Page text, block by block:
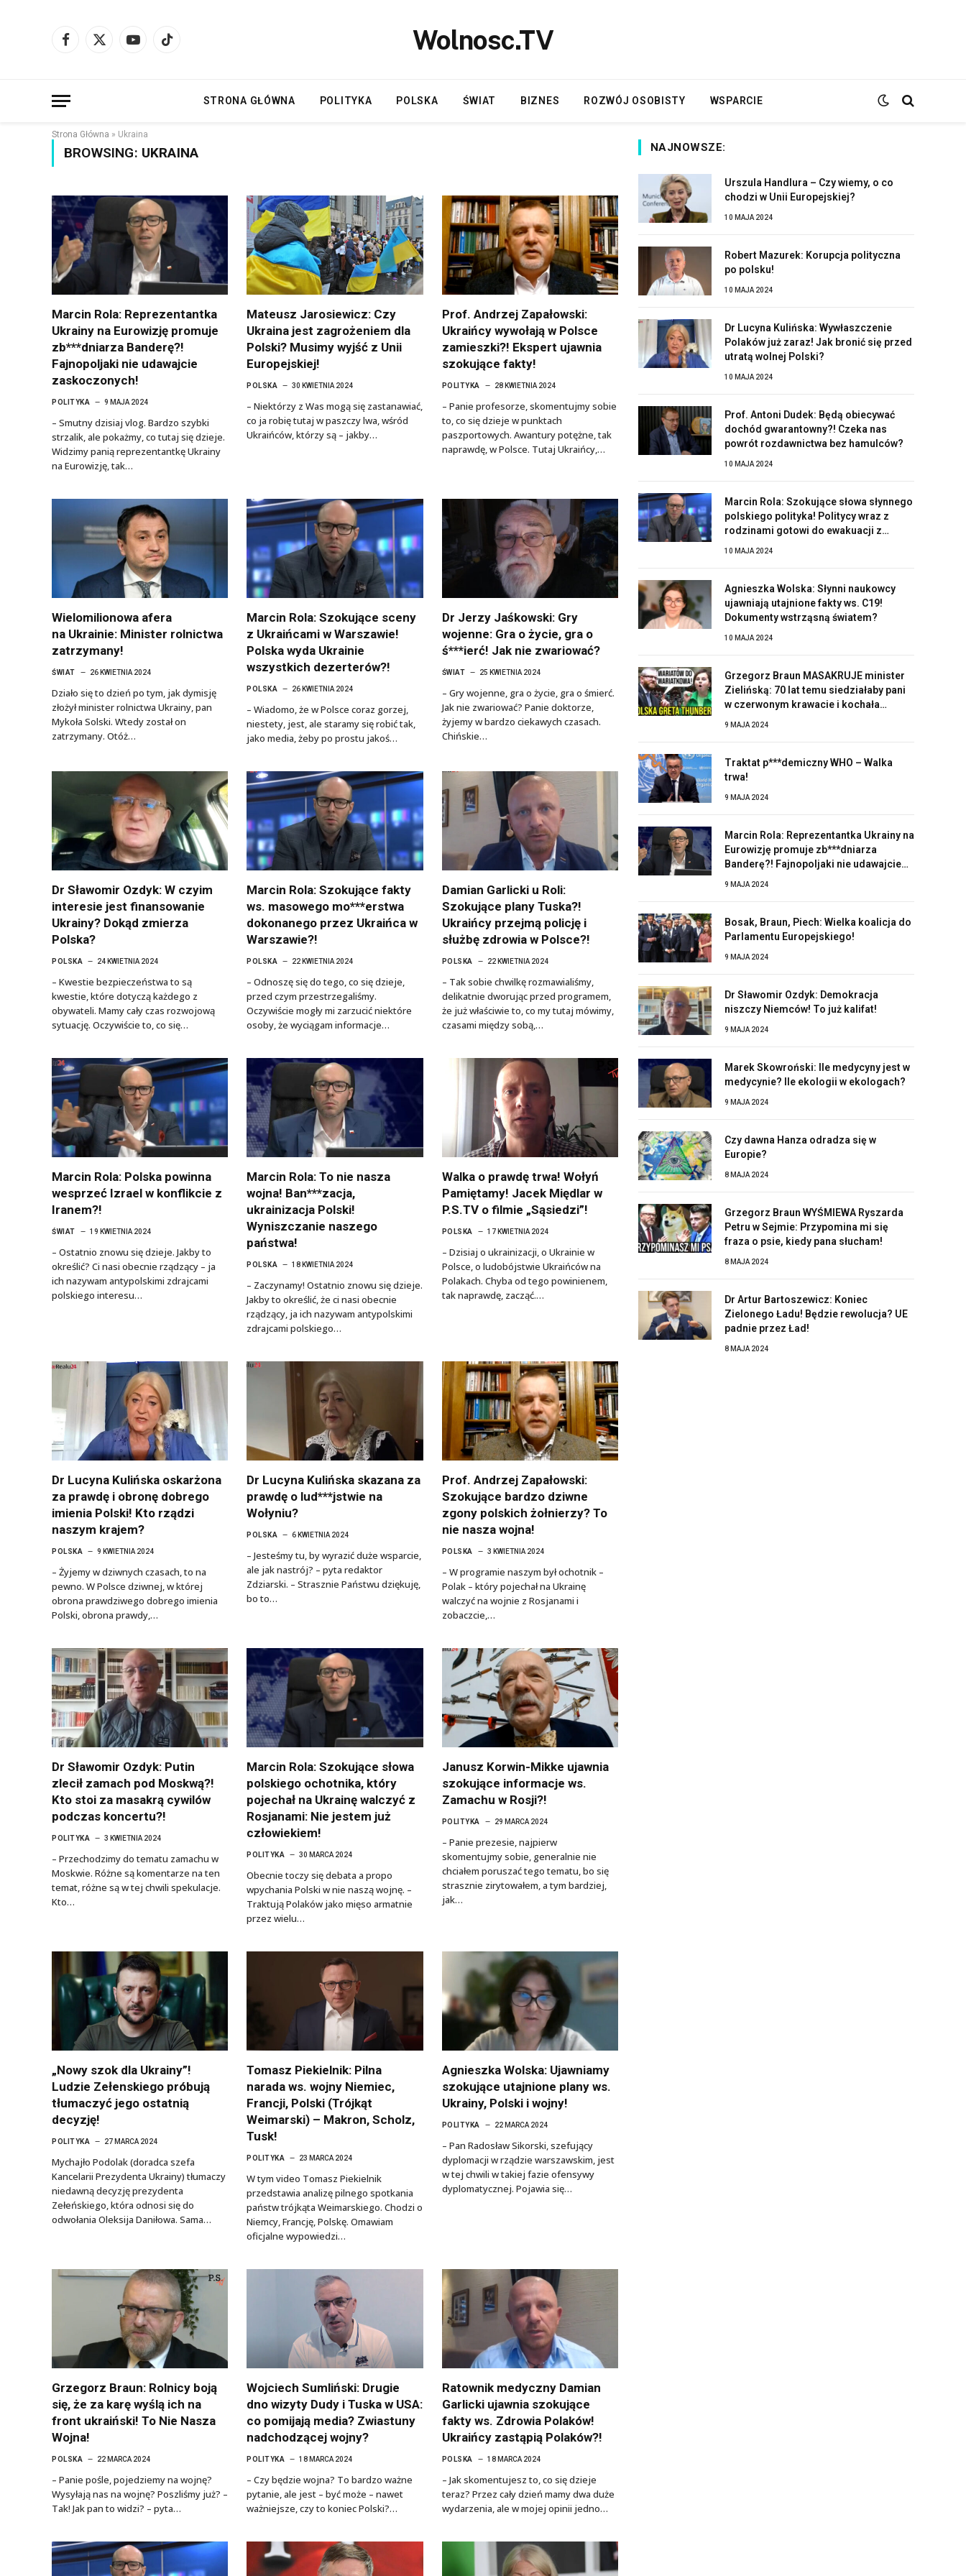
Facebook
X
YouTubeTikTok Wolnosc.TV
STRONA GŁÓWNA POLITYKA POLSKA ŚWIAT BIZNES ROZWÓJ OSOBISTY WSPARCIE
Strona Główna » Ukraina
BROWSING: UKRAINA
Marcin Rola: Reprezentantka
Ukrainy na Eurowizję promuje
zb***dniarza Banderę?!
Fajnopoljaki nie udawajcie
zaskoczonych!
POLITYKA 9 MAJA 2024
– Smutny dzisiaj vlog. Bardzo szybki
strzalik, ale pokażmy, co tutaj się dzieje.
Widzimy panią reprezentantkę Ukrainy
na Eurowizję, tak…
Mateusz Jarosiewicz: Czy
Ukraina jest zagrożeniem dla
Polski? Musimy wyjść z Unii
Europejskiej!
POLSKA 30 KWIETNIA 2024
– Niektórzy z Was mogą się zastanawiać,
co ja robię tutaj w paszczy lwa, wśród
Ukraińców, którzy są – jakby…
Prof. Andrzej Zapałowski:
Ukraińcy wywołają w Polsce
zamieszki?! Ekspert ujawnia
szokujące fakty!
POLITYKA 28 KWIETNIA 2024
– Panie profesorze, skomentujmy sobie
to, co się dzieje w punktach
paszportowych. Awantury potężne, tak
naprawdę, w Polsce. Tutaj Ukraińcy,…
Wielomilionowa afera
na Ukrainie: Minister rolnictwa
zatrzymany!
ŚWIAT 26 KWIETNIA 2024
Działo się to dzień po tym, jak dymisję
złożył minister rolnictwa Ukrainy, pan
Mykoła Solski. Wtedy został on
zatrzymany. Otóż…
Marcin Rola: Szokujące sceny
z Ukraińcami w Warszawie!
Polska wyda Ukrainie
wszystkich dezerterów?!
POLSKA 26 KWIETNIA 2024
– Wiadomo, że w Polsce coraz gorzej,
niestety, jest, ale staramy się robić tak,
jako media, żeby po prostu jakoś…
Dr Jerzy Jaśkowski: Gry
wojenne: Gra o życie, gra o
ś***ierć! Jak nie zwariować?
ŚWIAT 25 KWIETNIA 2024
– Gry wojenne, gra o życie, gra o śmierć.
Jak nie zwariować? Panie doktorze,
żyjemy w bardzo ciekawych czasach.
Chińskie…
Dr Sławomir Ozdyk: W czyim
interesie jest finansowanie
Ukrainy? Dokąd zmierza
Polska?
POLSKA 24 KWIETNIA 2024
– Kwestie bezpieczeństwa to są
kwestie, które dotyczą każdego z
obywateli. Mamy cały czas rozwojową
sytuację. Oczywiście to, co się…
Marcin Rola: Szokujące fakty
ws. masowego mo***erstwa
dokonanego przez Ukraińca w
Warszawie?!
POLSKA 22 KWIETNIA 2024
– Odnoszę się do tego, co się dzieje,
przed czym przestrzegaliśmy.
Oczywiście mogły mi zarzucić niektóre
osoby, że wyciągam informacje…
Damian Garlicki u Roli:
Szokujące plany Tuska?!
Ukraińcy przejmą policję i
służbę zdrowia w Polsce?!
POLSKA 22 KWIETNIA 2024
– Tak sobie chwilkę rozmawialiśmy,
delikatnie dworując przed programem,
że już właściwie to, co my tutaj mówimy,
czasami między sobą,…
Marcin Rola: Polska powinna
wesprzeć Izrael w konflikcie z
Iranem?!
ŚWIAT 19 KWIETNIA 2024
– Ostatnio znowu się dzieje. Jakby to
określić? Ci nasi obecnie rządzący – ja
ich nazywam antypolskimi zdrajcami
polskiego interesu…
Marcin Rola: To nie nasza
wojna! Ban***zacja,
ukrainizacja Polski!
Wyniszczanie naszego
państwa!
POLSKA 18 KWIETNIA 2024
– Zaczynamy! Ostatnio znowu się dzieje.
Jakby to określić, że ci nasi obecnie
rządzący, ja ich nazywam antypolskimi
zdrajcami polskiego…
Walka o prawdę trwa! Wołyń
Pamiętamy! Jacek Międlar w
P.S.TV o filmie „Sąsiedzi”!
POLSKA 17 KWIETNIA 2024
– Dzisiaj o ukrainizacji, o Ukrainie w
Polsce, o ludobójstwie Ukraińców na
Polakach. Chyba od tego powinienem,
tak naprawdę, zacząć.…
Dr Lucyna Kulińska oskarżona
za prawdę i obronę dobrego
imienia Polski! Kto rządzi
naszym krajem?
POLSKA 9 KWIETNIA 2024
– Żyjemy w dziwnych czasach, to na
pewno. W Polsce dziwnej, w której
obrona prawdziwego dobrego imienia
Polski, obrona prawdy,…
Dr Lucyna Kulińska skazana za
prawdę o lud***jstwie na
Wołyniu?
POLSKA 6 KWIETNIA 2024
– Jesteśmy tu, by wyrazić duże wsparcie,
ale jak nastrój? – pyta redaktor
Zdziarski. – Strasznie Państwu dziękuję,
bo to…
Prof. Andrzej Zapałowski:
Szokujące bardzo dziwne
zgony polskich żołnierzy? To
nie nasza wojna!
POLSKA 3 KWIETNIA 2024
– W programie naszym był ochotnik –
Polak – który pojechał na Ukrainę
walczyć na wojnie z Rosjanami i
zobaczcie,…
Dr Sławomir Ozdyk: Putin
zlecił zamach pod Moskwą?!
Kto stoi za masakrą cywilów
podczas koncertu?!
POLITYKA 3 KWIETNIA 2024
– Przechodzimy do tematu zamachu w
Moskwie. Różne są komentarze na ten
temat, różne są w tej chwili spekulacje.
Kto…
Marcin Rola: Szokujące słowa
polskiego ochotnika, który
pojechał na Ukrainę walczyć z
Rosjanami: Nie jestem już
człowiekiem!
POLITYKA 30 MARCA 2024
Obecnie toczy się debata a propo
wpychania Polski w nie naszą wojnę. –
Traktują Polaków jako mięso armatnie
przez wielu…
Janusz Korwin-Mikke ujawnia
szokujące informacje ws.
Zamachu w Rosji?!
POLITYKA 29 MARCA 2024
– Panie prezesie, najpierw
skomentujmy sobie, generalnie nie
chciałem poruszać tego tematu, bo się
strasznie zirytowałem, a tym bardziej,
jak…
„Nowy szok dla Ukrainy”!
Ludzie Zełenskiego próbują
tłumaczyć jego ostatnią
decyzję!
POLITYKA 27 MARCA 2024
Mychajło Podolak (doradca szefa
Kancelarii Prezydenta Ukrainy) tłumaczy
niedawną decyzję prezydenta
Zełeńskiego, która odnosi się do
odwołania Oleksija Daniłowa. Sama…
Tomasz Piekielnik: Pilna
narada ws. wojny Niemiec,
Francji, Polski (Trójkąt
Weimarski) – Makron, Scholz,
Tusk!
POLITYKA 23 MARCA 2024
W tym video Tomasz Piekielnik
przedstawia analizę pilnego spotkania
państw trójkąta Weimarskiego. Chodzi o
Niemcy, Francję, Polskę. Omawiam
oficjalne wypowiedzi…
Agnieszka Wolska: Ujawniamy
szokujące utajnione plany ws.
Ukrainy, Polski i wojny!
POLITYKA 22 MARCA 2024
– Pan Radosław Sikorski, szefujący
dyplomacji w rządzie warszawskim, jest
w tej chwili w takiej fazie ofensywy
dyplomatycznej. Pojawia się…
Grzegorz Braun: Rolnicy boją
się, że za karę wyślą ich na
front ukraiński! To Nie Nasza
Wojna!
POLSKA 22 MARCA 2024
– Panie pośle, pojedziemy na wojnę?
Wysyłają nas na wojnę? Poszliśmy już? –
Tak! Jak pan to widzi? – pyta…
Wojciech Sumliński: Drugie
dno wizyty Dudy i Tuska w USA:
co pomijają media? Zwiastuny
nadchodzącej wojny?
POLITYKA 18 MARCA 2024
– Czy będzie wojna? To bardzo ważne
pytanie, ale jest – być może – nawet
ważniejsze, czy to koniec Polski?…
Ratownik medyczny Damian
Garlicki ujawnia szokujące
fakty ws. Zdrowia Polaków!
Ukraińcy zastąpią Polaków?!
POLSKA 18 MARCA 2024
– Jak skomentujesz to, co się dzieje
teraz? Przez cały dzień mamy dwa duże
wydarzenia, ale w mojej opinii jedno…
NAJNOWSZE:
Urszula Handlura – Czy wiemy, o co
chodzi w Unii Europejskiej?
10 MAJA 2024
Robert Mazurek: Korupcja polityczna
po polsku!
10 MAJA 2024
Dr Lucyna Kulińska: Wywłaszczenie
Polaków już zaraz! Jak bronić się przed
utratą wolnej Polski?
10 MAJA 2024
Prof. Antoni Dudek: Będą obiecywać
dochód gwarantowny?! Czeka nas
powrót rozdawnictwa bez hamulców?
10 MAJA 2024
Marcin Rola: Szokujące słowa słynnego
polskiego polityka! Politycy wraz z
rodzinami gotowi do ewakuacji z
10 MAJA 2024
Agnieszka Wolska: Słynni naukowcy
ujawniają utajnione fakty ws. C19!
Dokumenty wstrząsną światem?
10 MAJA 2024
Grzegorz Braun MASAKRUJE minister
Zielińską: 70 lat temu siedziałaby pani
w czerwonym krawacie i kochała
9 MAJA 2024
Traktat p***demiczny WHO – Walka
trwa!
9 MAJA 2024
Marcin Rola: Reprezentantka Ukrainy na
Eurowizję promuje zb***dniarza
Banderę?! Fajnopoljaki nie udawajcie
9 MAJA 2024
Bosak, Braun, Piech: Wielka koalicja do
Parlamentu Europejskiego!
9 MAJA 2024
Dr Sławomir Ozdyk: Demokracja
niszczy Niemców! To już kalifat!
9 MAJA 2024
Marek Skowroński: Ile medycyny jest w
medycynie? Ile ekologii w ekologach?
9 MAJA 2024
Czy dawna Hanza odradza się w
Europie?
8 MAJA 2024
Grzegorz Braun WYŚMIEWA Ryszarda
Petru w Sejmie: Przypomina mi się
fraza o psie, kiedy pana słucham!
8 MAJA 2024
Dr Artur Bartoszewicz: Koniec
Zielonego Ładu! Będzie rewolucja? UE
padnie przez Ład!
8 MAJA 2024